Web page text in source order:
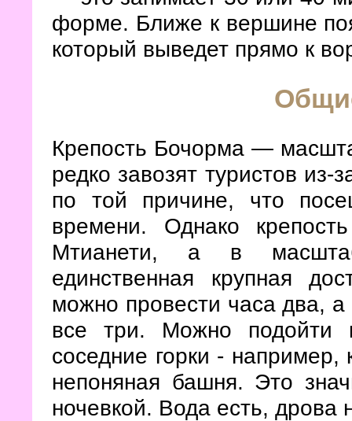
форме. Ближе к вершине
который выведет прямо к
Крепость Бочорма —
редко завозят туристов
по той причине, что
времени. Однако
Мтианети, а в
единственная крупная
можно провести часа два,
все три. Можно подойти
соседние горки -
непоняная башня. Это
ночевкой. Вода есть, дрова